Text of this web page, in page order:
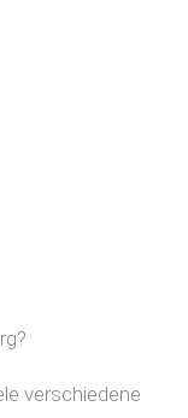
verschiedene